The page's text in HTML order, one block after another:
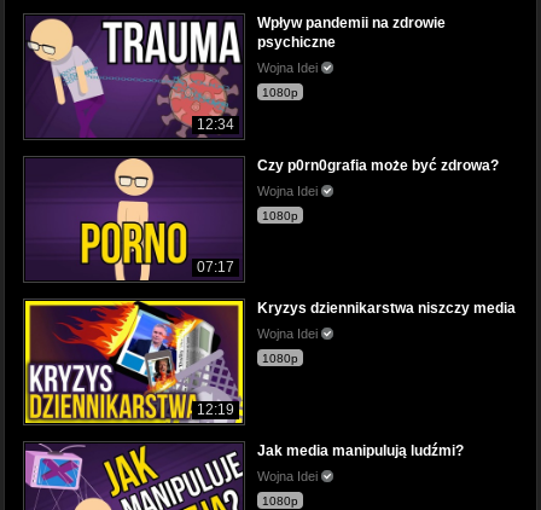
12:34
Wpływ pandemii na zdrowie
psychiczne
Wojna Idei
1080p
07:17
Czy p0rn0grafia może być zdrowa?
Wojna Idei
1080p
12:19
Kryzys dziennikarstwa niszczy media
Wojna Idei
1080p
Jak media manipulują ludźmi?
Wojna Idei
1080p